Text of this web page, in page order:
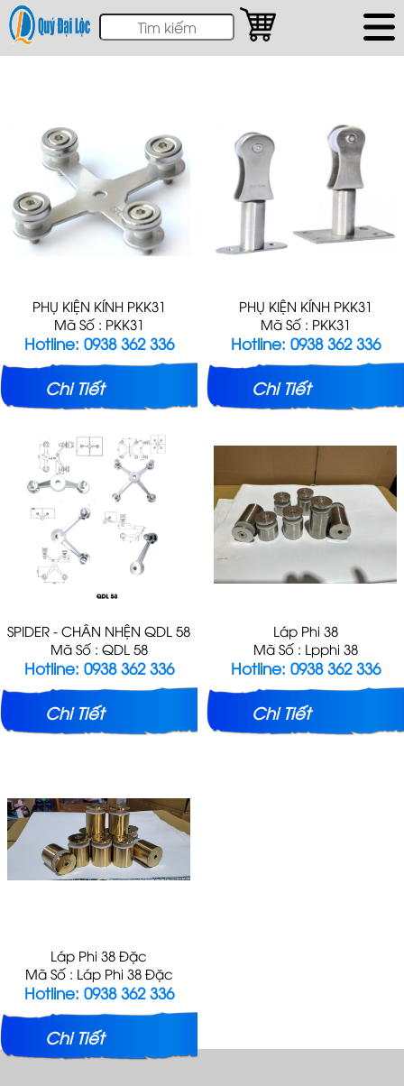
PHỤ KIỆN KÍNH PKK31
Mã Số : PKK31
Hotline: 0938 362 336
Chi Tiết
PHỤ KIỆN KÍNH PKK31
Mã Số : PKK31
Hotline: 0938 362 336
Chi Tiết
SPIDER - CHÂN NHỆN QDL 58
Mã Số : QDL 58
Hotline: 0938 362 336
Chi Tiết
Láp Phi 38
Mã Số : Lpphi 38
Hotline: 0938 362 336
Chi Tiết
Láp Phi 38 Đặc
Mã Số : Láp Phi 38 Đặc
Hotline: 0938 362 336
Chi Tiết